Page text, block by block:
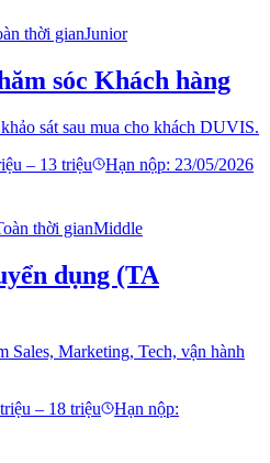
thời gianJunior
sóc Khách hàng
sát sau mua cho khách DUVIS.
– 13 triệu Hạn nộp: 23/05/2026
thời gianMiddle
dụng (TA
Sales, Marketing, Tech, vận hành
– 18 triệu
Hạn nộp: